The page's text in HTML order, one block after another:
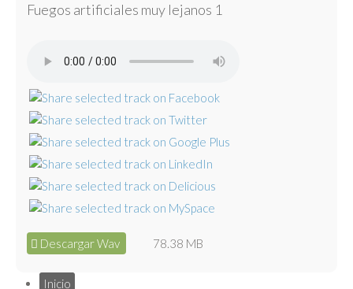
Fuegos artificiales muy lejanos 1
Descargar Wav 78.38 MB
Inicio